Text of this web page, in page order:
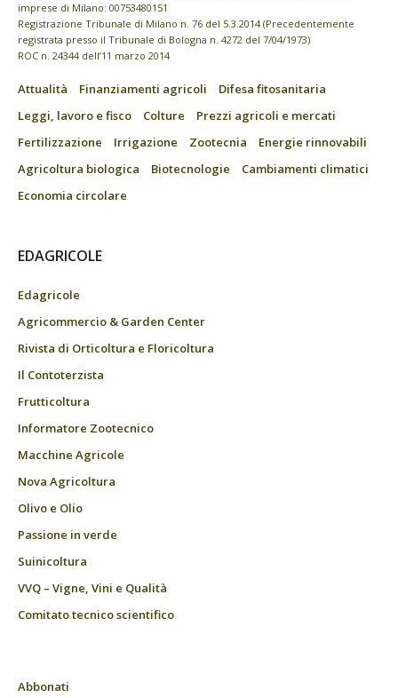
imprese di Milano: 00753480151
Registrazione Tribunale di Milano n. 76 del 5.3.2014 (Precedentemente
registrata presso il Tribunale di Bologna n. 4272 del 7/04/1973)
ROC n. 24344 dell’11 marzo 2014
Attualità Finanziamenti agricoli
Difesa fitosanitaria
Leggi, lavoro e fisco
Colture
Prezzi agricoli e mercati
Fertilizzazione
Irrigazione Zootecnia
Energie rinnovabili
Agricoltura biologica
Biotecnologie
Cambiamenti climatici
Economia circolare
EDAGRICOLE
Edagricole
Agricommercio & Garden Center
Rivista di Orticoltura e Floricoltura
Il Contoterzista
Frutticoltura
Informatore Zootecnico
Macchine Agricole
Nova Agricoltura
Olivo e Olio
Passione in verde
Suinicoltura
VVQ – Vigne, Vini e Qualità
Comitato tecnico scientifico
Abbonati